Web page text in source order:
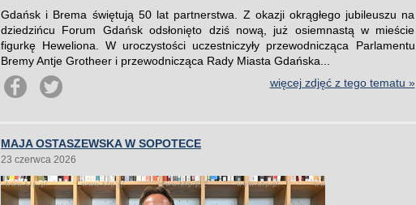
Gdańsk i Brema świętują 50 lat partnerstwa. Z okazji okrągłego jubileuszu na
dziedzińcu Forum Gdańsk odsłonięto dziś nową, już osiemnastą w mieście
figurkę Heweliona. W uroczystości uczestniczyły przewodnicząca Parlamentu
Bremy Antje Grotheer i przewodnicząca Rady Miasta Gdańska...
więcej zdjęć z tego tematu »
MAJA OSTASZEWSKA W SOPOTECE
23 czerwca 2026